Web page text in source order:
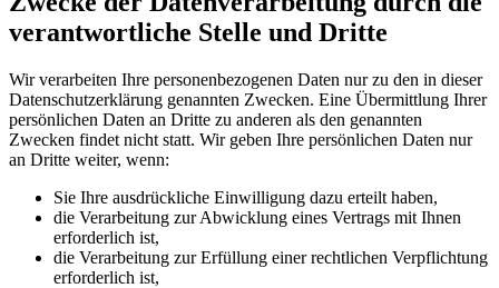
verantwortliche Stelle und Dritte
Wir verarbeiten Ihre personenbezogenen Daten nur zu den in dieser
Datenschutzerklärung genannten Zwecken. Eine Übermittlung Ihrer
persönlichen Daten an Dritte zu anderen als den genannten
Zwecken findet nicht statt. Wir geben Ihre persönlichen Daten nur
an Dritte weiter, wenn:
Sie Ihre ausdrückliche Einwilligung dazu erteilt haben,
die Verarbeitung zur Abwicklung eines Vertrags mit Ihnen
erforderlich ist,
die Verarbeitung zur Erfüllung einer rechtlichen Verpflichtung
erforderlich ist,